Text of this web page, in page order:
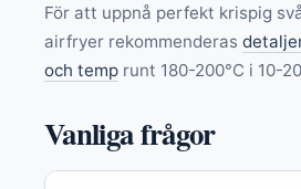
För att uppnå perfekt krispig
airfryer rekommenderas
och temp runt 180-200°C i 10-
Vanliga frågor